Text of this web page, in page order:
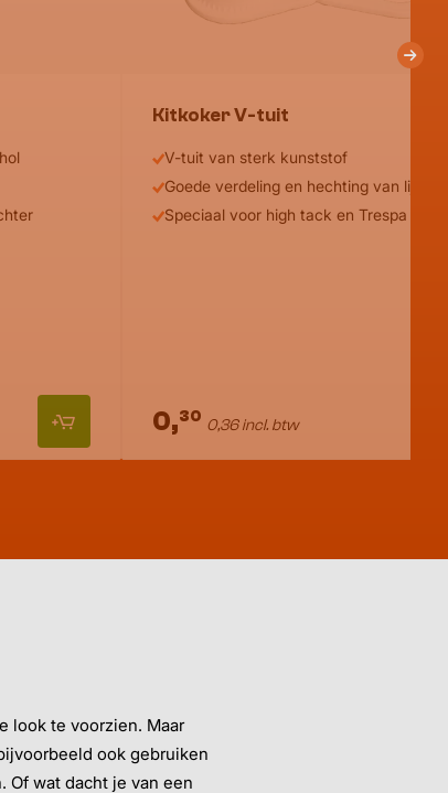
Kitkoker V-tuit
V-tuit van sterk kunststof
Goede verdeling en hechting van lijmkit
Speciaal voor high tack en Trespa lijm
0,30 0,36 incl. btw
look te voorzien. Maar
ook gebruiken
wat dacht je van een